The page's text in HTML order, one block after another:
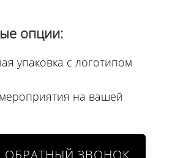
опции:
упаковка с логотипом
на вашей